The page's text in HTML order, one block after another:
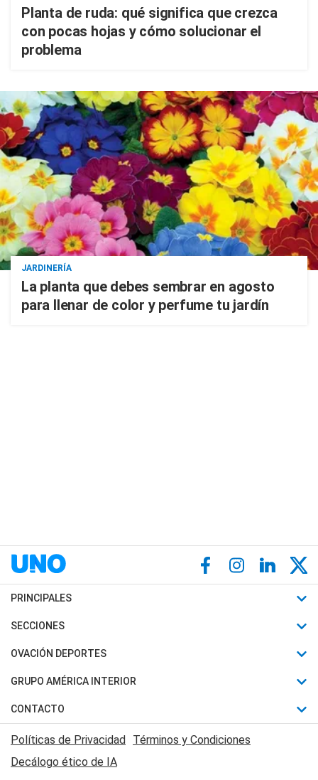
Planta de ruda: qué significa que crezca
con pocas hojas y cómo solucionar el
problema
JARDINERÍA
La planta que debes sembrar en agosto
para llenar de color y perfume tu jardín
PRINCIPALES
Últimas Noticias
Política
Judiciales
Economia
SECCIONES
Horóscopo
Motores
Trucos caseros
Series y Películas
Edictos y Solicitadas
OVACIÓN DEPORTES
Fútbol
Mundial
Automovilismo
Rugby
GRUPO AMÉRICA INTERIOR
Canal 7 en Vivo
CONTACTO
Acerca de Nosotros
Contactanos
Políticas de Privacidad Términos y Condiciones
Decálogo ético de IA